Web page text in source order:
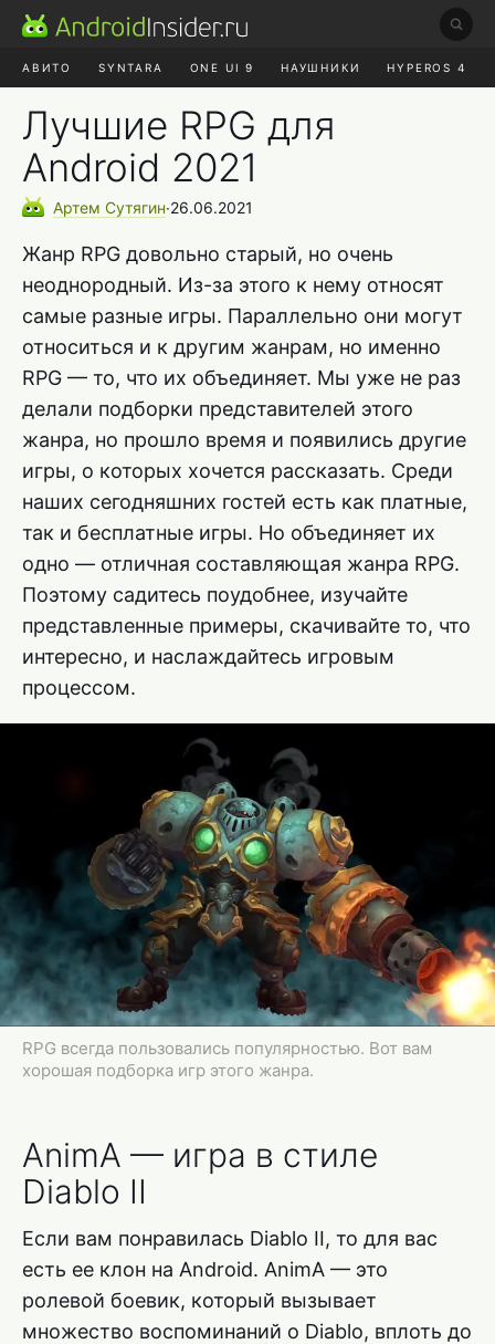
АВИТО SYNTARA ONE UI 9 НАУШНИКИ HYPEROS 4
Лучшие RPG для
Android 2021
Артем Сутягин∙26.06.2021
Жанр RPG довольно старый, но очень
неоднородный. Из-за этого к нему относят
самые разные игры. Параллельно они могут
относиться и к другим жанрам, но именно
RPG — то, что их объединяет. Мы уже не раз
делали подборки представителей этого
жанра, но прошло время и появились другие
игры, о которых хочется рассказать. Среди
наших сегодняшних гостей есть как платные,
так и бесплатные игры. Но объединяет их
одно — отличная составляющая жанра RPG.
Поэтому садитесь поудобнее, изучайте
представленные примеры, скачивайте то, что
интересно, и наслаждайтесь игровым
процессом.
RPG всегда пользовались популярностью. Вот вам
хорошая подборка игр этого жанра.
AnimA — игра в стиле
Diablo II
Если вам понравилась Diablo II, то для вас
есть ее клон на Android. AnimA — это
ролевой боевик, который вызывает
множество воспоминаний о Diablo, вплоть до